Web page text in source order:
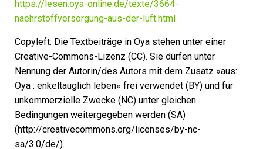
https://lesen.oya-online.de/texte/3664-
naehrstoffversorgung-aus-der-luft.html
Copyleft: Die Textbeiträge in Oya stehen unter einer
Creative-Commons-Lizenz (CC). Sie dürfen unter
Nennung der Autorin/des Autors mit dem Zusatz »aus:
Oya : enkeltauglich leben« frei verwendet (BY) und für
unkommerzielle Zwecke (NC) unter gleichen
Bedingungen weitergegeben werden (SA)
(http://creativecommons.org/licenses/by-nc-
sa/3.0/de/).